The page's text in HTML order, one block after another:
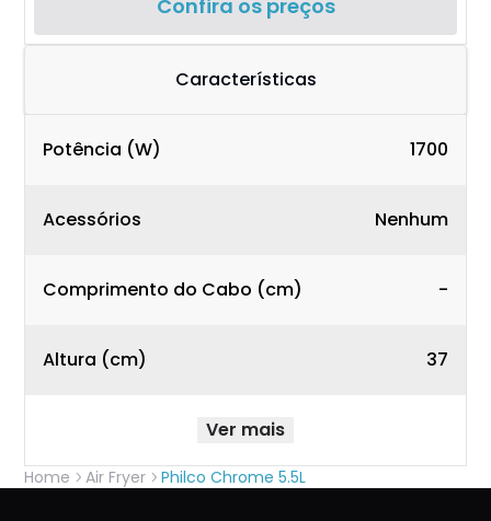
Confira os preços
Características
Potência (W) 1700
Acessórios Nenhum
Comprimento do Cabo (cm) -
Altura (cm) 37
Ver mais
Home Air Fryer Philco Chrome 5.5L